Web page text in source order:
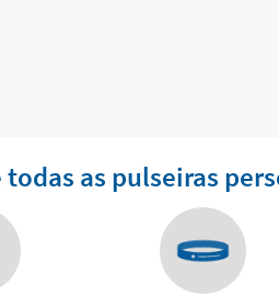
todas as pulseiras